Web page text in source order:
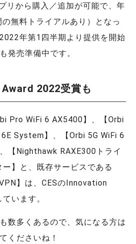
リから購入／追加が可能で、年
無料トライアルあり）となっ
年第1四半期より提供を開始
発売準備中です。
2022受賞も
Pro WiFi 6 AX5400】、【Orbi
System】、【Orbi 5G WiFi 6
【Nighthawk RAXE300トライ
】と、既存サービスである
】は、CESのInnovation
います。
数多くあるので、気になる方は
くださいね！